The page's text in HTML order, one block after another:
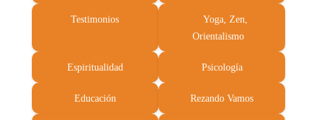
Testimonios
Yoga, Zen,
Orientalismo
Espiritualidad Psicología
Educación Rezando Vamos